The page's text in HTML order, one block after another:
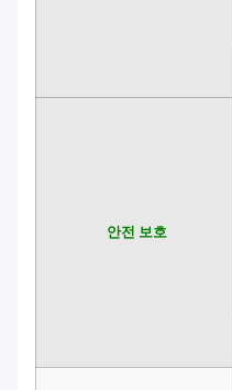
안전 보호